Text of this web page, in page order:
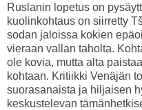
Ruslanin lopetus on
kuolinkohtaus on siirretty
sodan jaloissa kokien
vieraan vallan taholta.
ole kovia, mutta alta
kohtaan. Kritiikki Venäjän
suorasanaista ja hiljaisen
keskustelevan